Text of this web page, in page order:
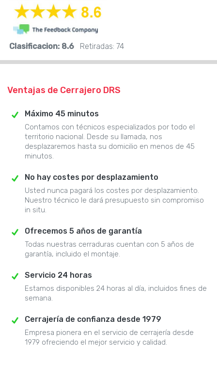
Clasificacion: 8.6 Retiradas: 74
Ventajas de Cerrajero DRS
Máximo 45 minutos
Contamos con técnicos especializados por todo el
territorio nacional. Desde su llamada, nos
desplazaremos hasta su domicilio en menos de 45
minutos.
No hay costes por desplazamiento
Usted nunca pagará los costes por desplazamiento.
Nuestro técnico le dará presupuesto sin compromiso
in situ.
Ofrecemos 5 años de garantía
Todas nuestras cerraduras cuentan con 5 años de
garantía, incluido el montaje.
Servicio 24 horas
Estamos disponibles 24 horas al día, incluidos fines de
semana.
Cerrajería de confianza desde 1979
Empresa pionera en el servicio de cerrajería desde
1979 ofreciendo el mejor servicio y calidad.